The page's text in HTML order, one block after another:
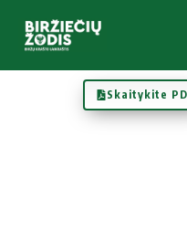
Skaitykite